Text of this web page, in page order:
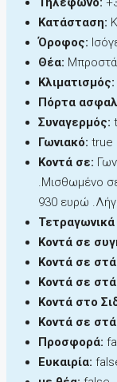
Κατάσταση:
Όροφος:
Θέα:
Κλιματισμός:
Πόρτα
Συναγερμός:
Γωνιακό: true
Κοντά σε:
.Μισθωμένο σε
930 ευρώ
Κοντά σε
Κοντά σε
Κοντά σε
Κοντά στο
Κοντά σε
Προσφορά:
Ευκαιρία: